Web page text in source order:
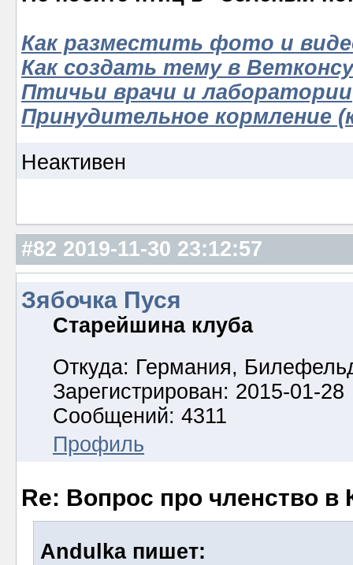
Как разместить фото и
Как создать тему в
Птичьи врачи и лаборатории
Принудительное кормление
Неактивен
#82 2019-11-30 23:12:57
Зябочка Пуся
Старейшина клуба
Откуда: Германия,
Зарегистрирован: 2015-01-28
Сообщений: 4311
Профиль
Re: Вопрос про членство в
Andulka пишет: